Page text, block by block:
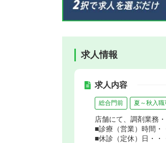
求人情報
求人内容
総合門前 夏～秋入職
店舗にて、調剤業務
■診療（営業）時間
■休診（定休）日・・